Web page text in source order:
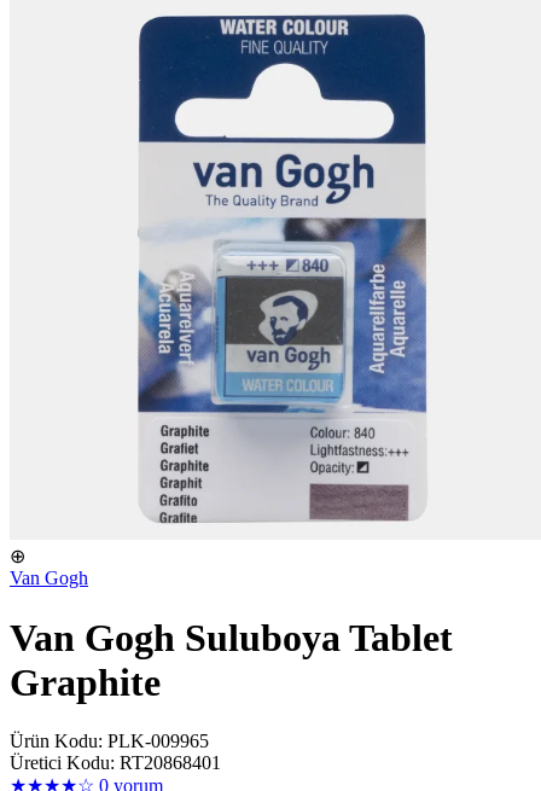
⊕
Van Gogh
Van Gogh Suluboya Tablet
Graphite
Ürün Kodu: PLK-009965
Üretici Kodu: RT20868401
★★★★☆ 0 yorum